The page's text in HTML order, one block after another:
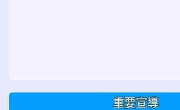
重要宣導